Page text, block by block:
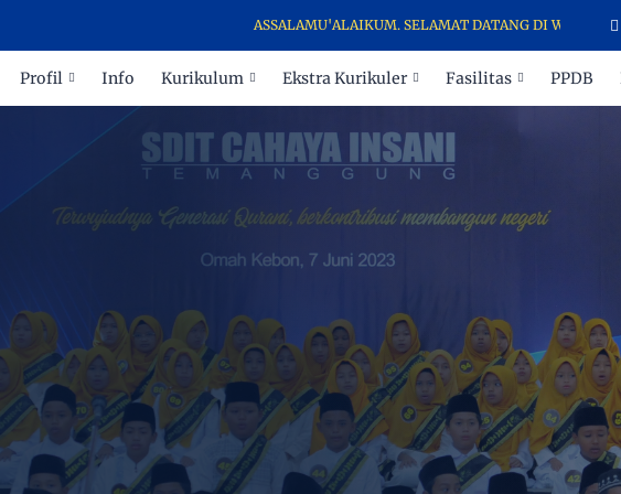
ASSALAMU'ALAIKUM. SELAMAT DATANG DI WEBSITE SDIT
Profil Info Kurikulum Ekstra Kurikuler Fasilitas PPDB